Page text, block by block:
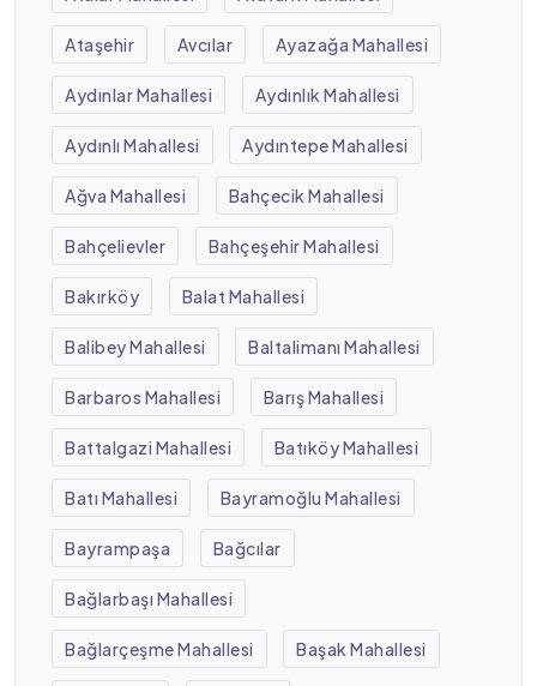
Ataşehir Avcılar Ayazağa Mahallesi
Aydınlar Mahallesi Aydınlık Mahallesi
Aydınlı Mahallesi Aydıntepe Mahallesi
Ağva Mahallesi Bahçecik Mahallesi
Bahçelievler Bahçeşehir Mahallesi
Bakırköy Balat Mahallesi
Balibey Mahallesi Baltalimanı Mahallesi
Barbaros Mahallesi Barış Mahallesi
Battalgazi Mahallesi Batıköy Mahallesi
Batı Mahallesi Bayramoğlu Mahallesi
Bayrampaşa Bağcılar
Bağlarbaşı Mahallesi
Bağlarçeşme Mahallesi Başak Mahallesi